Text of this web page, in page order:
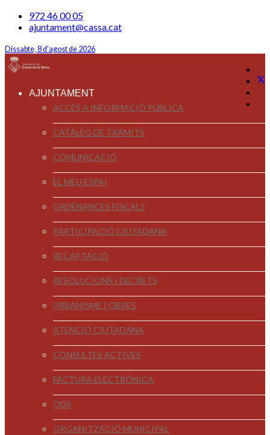
972 46 00 05
ajuntament@cassa.cat
Dissabte, 8 d'agost de 2026
AJUNTAMENT
ACCÉS A INFORMACIÓ PÚBLICA
CATÀLEG DE TRÀMITS
COMUNICACIÓ
EL MEU ESPAI
ORDENANCES FISCALS
PARTICIPACIÓ CIUTADANA
RECAPTACIÓ
RESOLUCIONS I DECRETS
URBANISME I OBRES
ATENCIÓ CIUTADANA
CONSULTES ACTIVES
FACTURA ELECTRÒNICA
ODS
ORGANITZACIÓ MUNICIPAL